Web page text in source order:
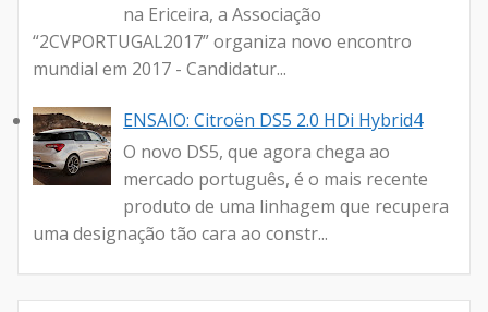
na Ericeira, a Associação
“2CVPORTUGAL2017” organiza novo encontro
mundial em 2017 - Candidatur...
ENSAIO: Citroën DS5 2.0 HDi Hybrid4
O novo DS5, que agora chega ao
mercado português, é o mais recente
produto de uma linhagem que recupera
uma designação tão cara ao constr...